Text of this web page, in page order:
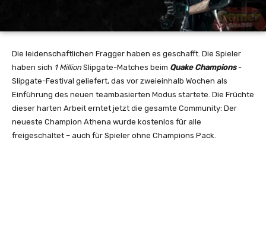
Die leidenschaftlichen Fragger haben es geschafft. Die Spieler
haben sich 1 Million Slipgate-Matches beim Quake Champions -
Slipgate-Festival geliefert, das vor zweieinhalb Wochen als
Einführung des neuen teambasierten Modus startete. Die Früchte
dieser harten Arbeit erntet jetzt die gesamte Community: Der
neueste Champion Athena wurde kostenlos für alle
freigeschaltet – auch für Spieler ohne Champions Pack.